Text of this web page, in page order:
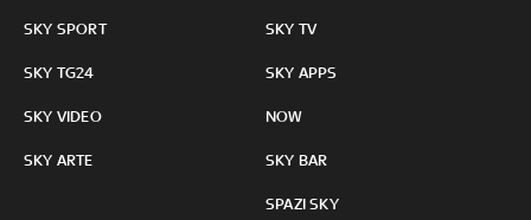
SKY SPORT
SKY TG24
SKY VIDEO
SKY ARTE
SKY TV
SKY APPS
NOW
SKY BAR
SPAZI SKY